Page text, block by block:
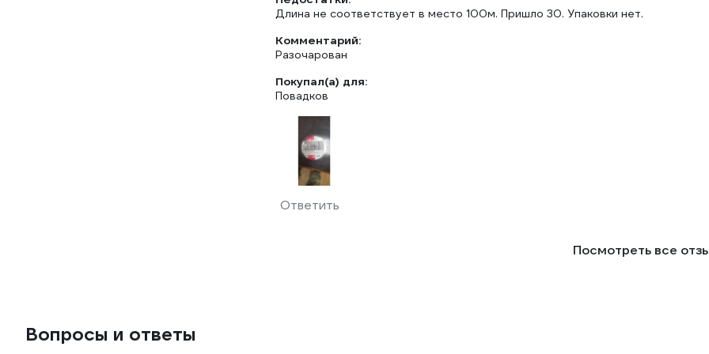
Длина не соответствует в место 100м. Пришло 30. Упаковки нет.
Комментарий:
Разочарован
Покупал(а) для:
Повадков
Ответить
Посмотреть все
Вопросы и ответы